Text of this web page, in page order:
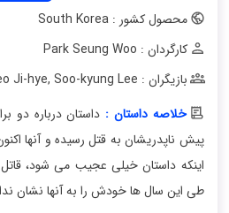
محصول کشور : South Korea
کارگردان : Park Seung Woo
بازیگران : Seong Ji
Ji-hye, Soo-kyung Lee
خلاصه داستان :
پیش ناپدریشان به قتل رسیده و آنها
اینکه داستان خیلی عجیب می شود، قاتل
طی این سال ها خودش را به آنها نشان